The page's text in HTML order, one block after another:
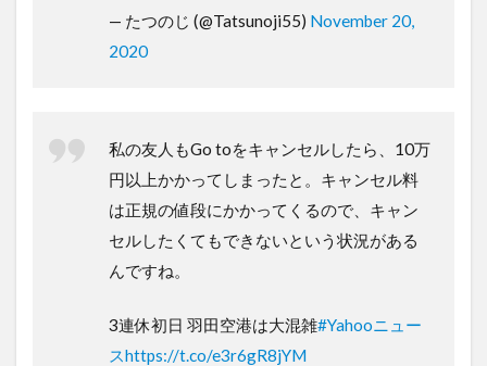
— たつのじ (@Tatsunoji55) November 20,
2020
私の友人もGo toをキャンセルしたら、10万
円以上かかってしまったと。キャンセル料
は正規の値段にかかってくるので、キャン
セルしたくてもできないという状況がある
んですね。
3連休初日 羽田空港は大混雑#Yahooニュー
スhttps://t.co/e3r6gR8jYM